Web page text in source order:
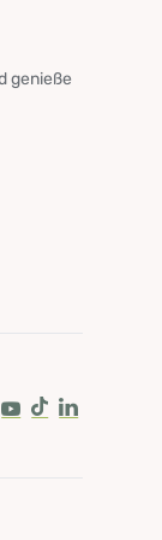
genieße
Youtube
Tik TokLinkedIn